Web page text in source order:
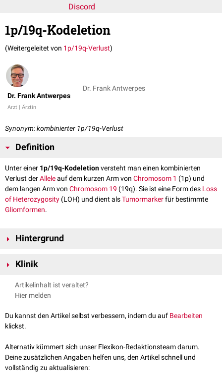
Discord
1p/19q-Kodeletion
(Weitergeleitet von 1p/19q-Verlust)
Dr. Frank Antwerpes
Arzt | Ärztin
Dr. Frank Antwerpes
Synonym: kombinierter 1p/19q-Verlust
Definition
Unter einer 1p/19q-Kodeletionversteht man einen kombinierten
Verlust derAlleleauf dem kurzen Arm von Chromosom 1 (1p) und
dem langen Arm von Chromosom 19 (19q). Sie ist eine Form des Loss
of Heterozygosity (LOH) und dient alsTumormarkerfür bestimmte
Gliomformen.
Hintergrund
Translokation
Klinik
Oligodendrogliome , bei denen eine 1p/19q-Kodeletion und eine
vorliegt, sprechen besser auf eine
Überlebensrate
aufweisen.
Artikelinhalt ist veraltet?
Hier melden
Du kannst den Artikel selbst verbessern, indem du auf Bearbeiten
klickst.
Alternativ kümmert sich unser Flexikon-Redaktionsteam darum.
Deine zusätzlichen Angaben helfen uns, den Artikel schnell und
vollständig zu aktualisieren: